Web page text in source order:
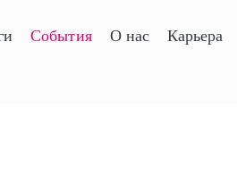
События О нас Карьера